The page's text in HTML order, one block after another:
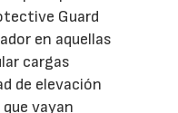
Guard
en aquellas
cargas
de elevación
vayan